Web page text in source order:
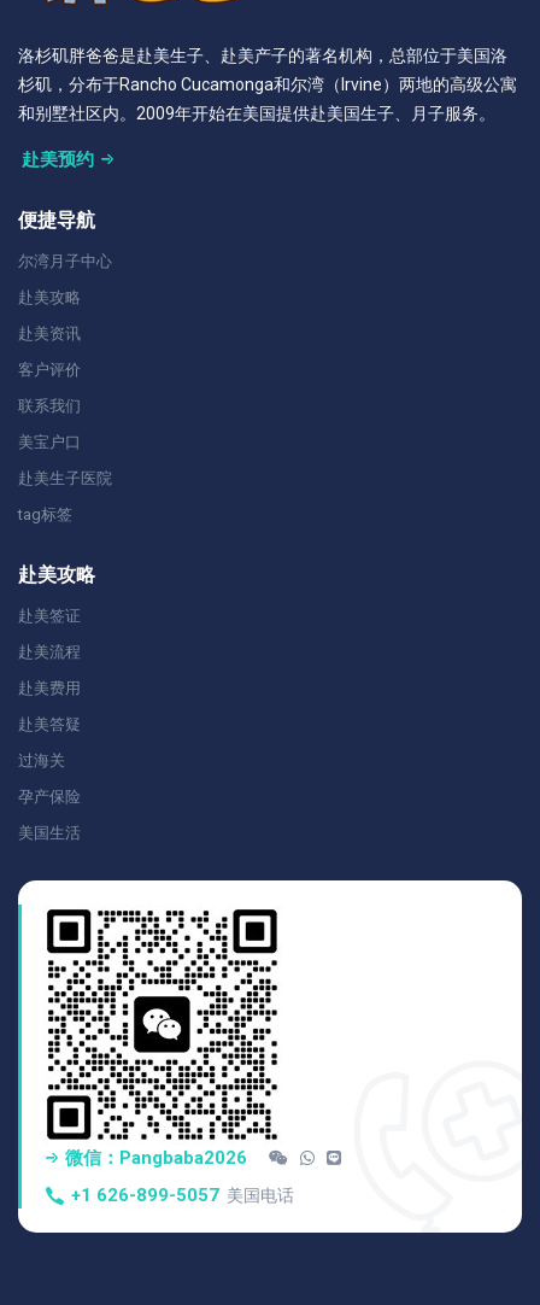
洛杉矶胖爸爸是赴美生子、赴美产子的著名机构，总部位于美国洛
杉矶，分布于Rancho Cucamonga和尔湾（Irvine）两地的高级公寓
和别墅社区内。2009年开始在美国提供赴美国生子、月子服务。
赴美预约
便捷导航
尔湾月子中心
赴美攻略
赴美资讯
客户评价
联系我们
美宝户口
赴美生子医院
tag标签
赴美攻略
赴美签证
赴美流程
赴美费用
赴美答疑
过海关
孕产保险
美国生活
微信：pangbaba2026
+1 626-899-5057 美国电话